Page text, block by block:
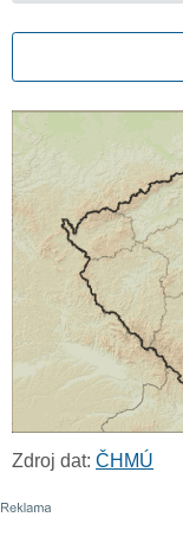
Zdroj dat: ČHMÚ